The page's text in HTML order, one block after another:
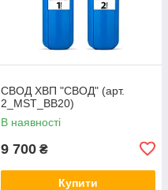
СВОД ХВП "СВОД" (арт.
2_MST_BB20)
В наявності
9 700 ₴
Купити